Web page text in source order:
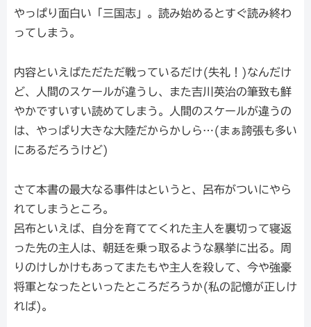
やっぱり面白い「三国志」。読み始めるとすぐ読み終わ
ってしまう。
内容といえばただただ戦っているだけ(失礼！)なんだけ
ど、人間のスケールが違うし、また吉川英治の筆致も鮮
やかですいすい読めてしまう。人間のスケールが違うの
は、やっぱり大きな大陸だからかしら…(まぁ誇張も多い
にあるだろうけど)
さて本書の最大なる事件はというと、呂布がついにやら
れてしまうところ。
呂布といえば、自分を育ててくれた主人を裏切って寝返
った先の主人は、朝廷を乗っ取るような暴挙に出る。周
りのけしかけもあってまたもや主人を殺して、今や強豪
将軍となったといったところだろうか(私の記憶が正しけ
れば)。